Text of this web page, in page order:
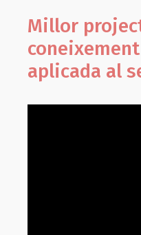
Millor
aplicada al